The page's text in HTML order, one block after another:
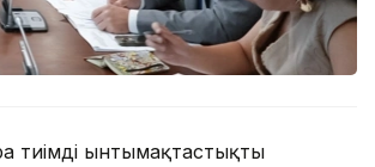
тиімді ынтымақтастықты